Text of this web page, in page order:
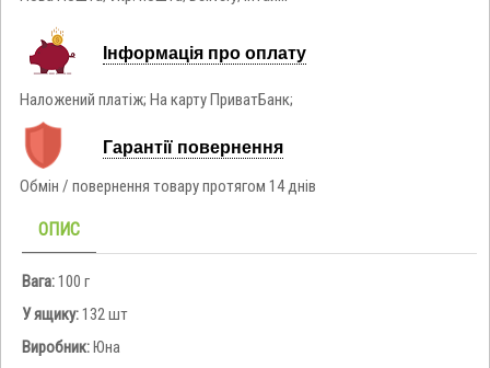
Інформація про оплату
Наложений платіж; На карту ПриватБанк;
Гарантії повернення
Обмін / повернення товару протягом 14 днів
ОПИС
Вага:100 г
У ящику:132 шт
Виробник:Юна